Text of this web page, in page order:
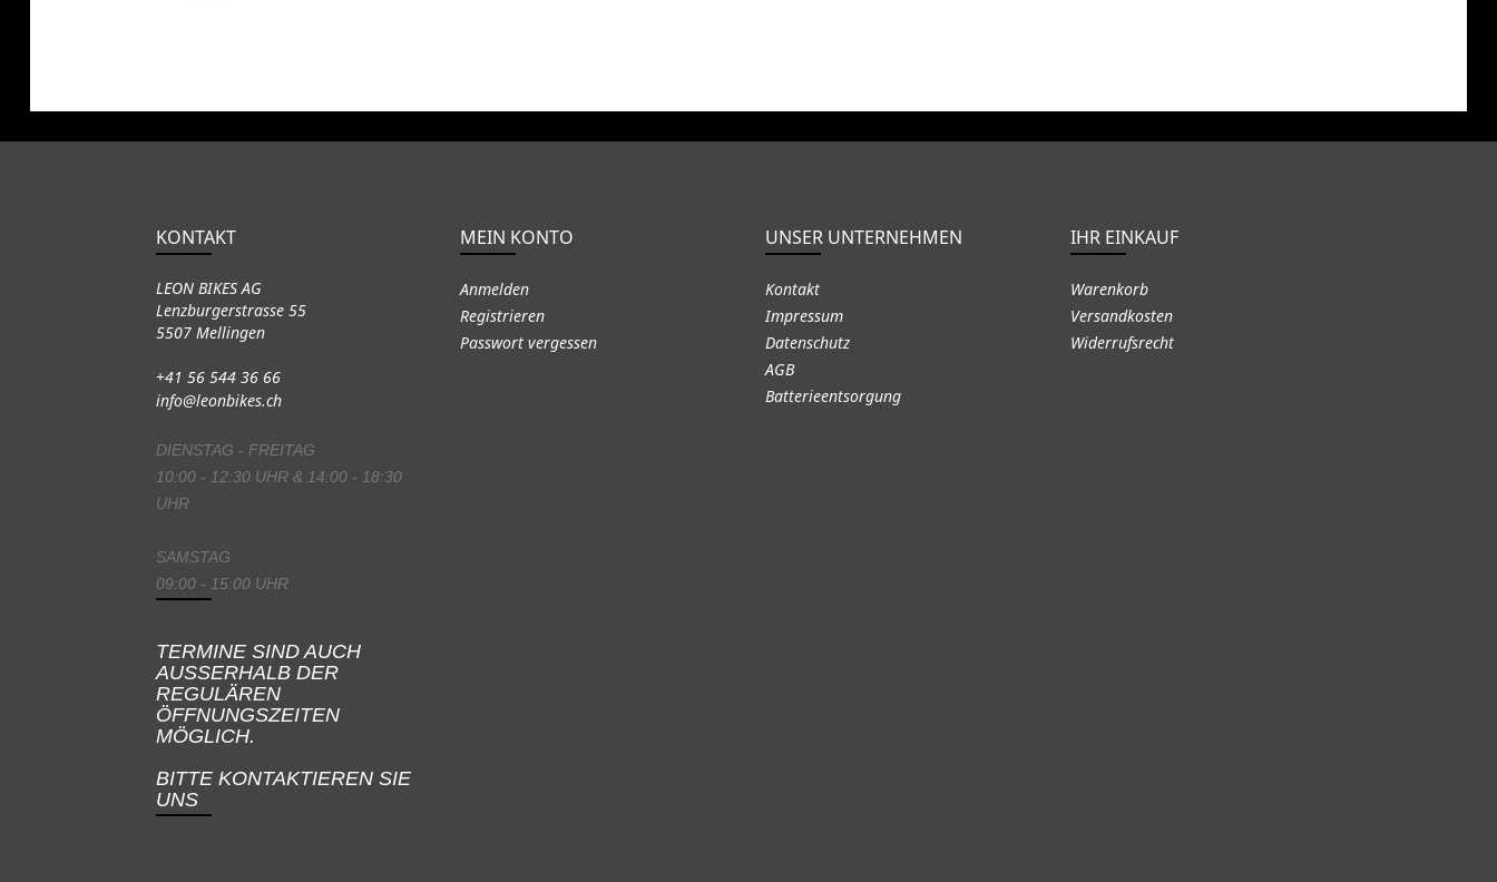
KONTAKT
LEON BIKES AG
Lenzburgerstrasse 55
5507 Mellingen
+41 56 544 36 66
info@leonbikes.ch
DIENSTAG - FREITAG
10:00 - 12:30 UHR & 14:00 - 18:30
UHR
SAMSTAG
09:00 - 15:00 UHR
TERMINE SIND AUCH
AUSSERHALB DER
REGULÄREN
ÖFFNUNGSZEITEN
MÖGLICH.
BITTE KONTAKTIEREN SIE
UNS
MEIN KONTO
Anmelden
Registrieren
Passwort vergessen
UNSER UNTERNEHMEN
Kontakt
Impressum
Datenschutz
AGB
Batterieentsorgung
IHR EINKAUF
Warenkorb
Versandkosten
Widerrufsrecht